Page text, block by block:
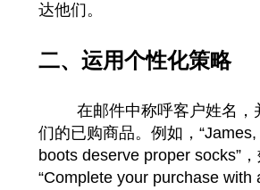
达他们。
二、运用个性化策略
在邮件中称呼客户姓名，
们的已购商品。例如，
boots deserve proper socks”
“Complete your purchase with